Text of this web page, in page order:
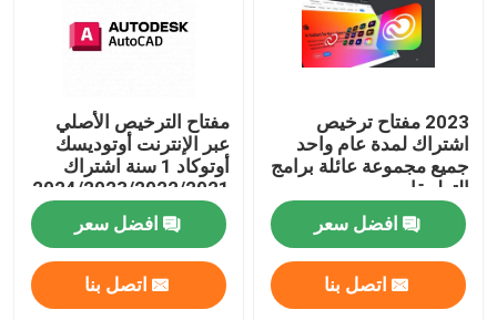
برنامج أوتوديسك
2023 مفتاح ترخيص
اشتراك لمدة عام واحد
جميع مجموعة عائلة برامج
التطبيقات
افضل سعر
اتصل بنا
مفتاح الترخيص الأصلي
عبر الإنترنت أوتوديسك
أوتوكاد 1 سنة اشتراك
2024/2023/2022/2021
لنظام التشغيل ويندوز/
ماك/حاسوب كمبيوتر
افضل سعر
اتصل بنا